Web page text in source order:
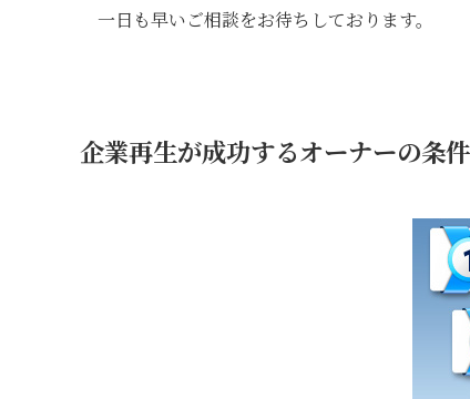
一日も早いご相談をお待ちしております。
企業再生が成功するオーナーの条件